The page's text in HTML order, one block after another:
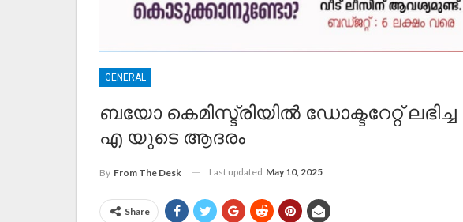
GENERAL
ബയോ കെമിസ്ട്രിയിൽ ഡോക്ടറേറ്റ്
എ യുടെ ആദരം
By From The Desk Last updated May 10, 2025
Share